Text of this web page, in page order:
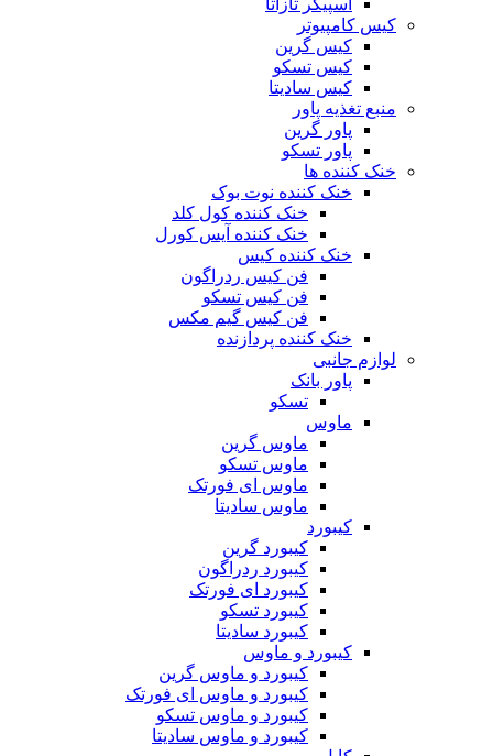
کیس کامپیوتر
کیس گرین
کیس تسکو
کیس سادیتا
منبع تغذیه‌ پاور
پاور گرین
پاور تسکو
خنک کننده ها
خنک کننده نوت بوک
خنک کننده کول کلد
خنک کننده آیس کورل
خنک کننده کیس
فن کیس ردراگون
فن کیس تسکو
فن کیس گیم مکس
خنک کننده پردازنده
لوازم جانبی
پاور بانک
تسکو
ماوس
ماوس گرین
ماوس تسکو
ماوس ای فورتک
ماوس سادیتا
کیبورد
کیبورد گرین
کیبورد ردراگون
کیبورد ای فورتک
کیبورد تسکو
کیبورد سادیتا
کیبورد و ماوس
کیبورد و ماوس گرین
کیبورد و ماوس ای فورتک
کیبورد و ماوس تسکو
کیبورد و ماوس سادیتا